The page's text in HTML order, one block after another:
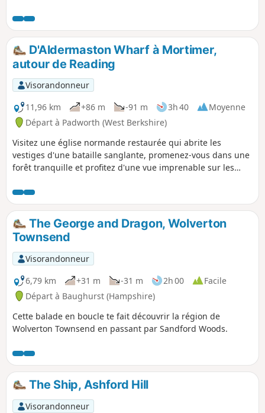
D'Aldermaston Wharf à Mortimer,
autour de Reading
Visorandonneur
11,96 km
+86 m -91 m 3h 40
Moyenne
Départ à Padworth (West Berkshire)
Visitez une église normande restaurée qui abrite les
vestiges d'une bataille sanglante, promenez-vous dans une
forêt tranquille et profitez d'une vue imprenable sur les
The George and Dragon, Wolverton
Townsend
Visorandonneur
6,79 km
+31 m -31 m 2h 00
Facile
Départ à Baughurst (Hampshire)
Cette balade en boucle te fait découvrir la région de
Wolverton Townsend en passant par Sandford Woods.
The Ship, Ashford Hill
Visorandonneur